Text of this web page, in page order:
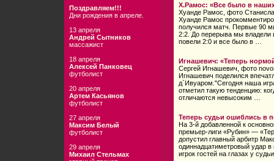
Поздравляем!!!
Дни рождения в апреле.
13 апреля
Андрей Сытников
массажист
18 апреля
Алексей Панковец
футболист
20 апреля
Артем Касьянов
футболист
27 апреля
Максим Белый
футболист
29 апреля
Михаил Стельмах
Х.Рамос: «Все было в
Хуанде Рамос, фото
Хуанде Рамос
получился матч. Первые 90
2:2. До перерыва мы владели
повели 2:0 и все было в …
Игнашевич: «Теперь
Сергей Игнашевич, фото
Игнашевич поделился
д`Ивуаром."Сегодня наша
отметил такую тенденцию:
отличаются невысоким …
Теперь судьи ошиблись в
На 3-й добавленной к
премьер-лиги «Рубин» —
допустил главный арбитр
одиннадцатиметровый удар в
игрок гостей на глазах у